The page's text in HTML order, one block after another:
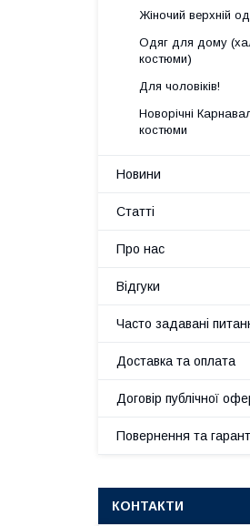
Жіночий верхній
Одяг для дому
костюми)
Для чоловіків!
Новорічні
костюми
Новини
Статті
Про нас
Відгуки
Часто задавані
Доставка та оплата
Договір публічної
Повернення та
КОНТАКТИ